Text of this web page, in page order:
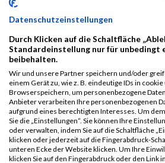
404
Holst
405
Dombrowka
305
Ribarzik
328
Matschl
400
Subramaniyam
813
Stawinski
Datenschutzeinstellungen
Durch Klicken auf die Schaltfläche
Standardeinstellung nur für unbedingt
beibehalten.
Wir und unsere Partner speichern und/oder
einem Gerät zu, wie z. B. eindeutige IDs in
Browserspeichern, um personenbezogene
Anbieter verarbeiten Ihre personenbezogenen
aufgrund eines berechtigten Interesses. Um
Sie die „Einstellungen“. Sie können Ihre
oder verwalten, indem Sie auf die Schaltfläche
klicken oder jederzeit auf die Fingerabdruck-
unteren Ecke der Website klicken. Um Ihre
klicken Sie auf den Fingerabdruck oder den Link